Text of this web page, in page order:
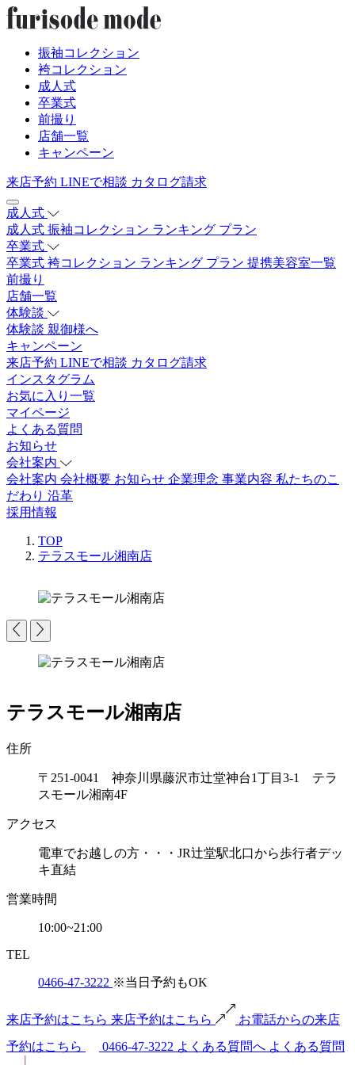
振袖コレクション
袴コレクション
成人式
卒業式
前撮り
店舗一覧
キャンペーン
来店予約 LINEで相談 カタログ請求
成人式
成人式 振袖コレクション ランキング プラン
卒業式
卒業式 袴コレクション ランキング プラン 提携美容室一覧
前撮り
店舗一覧
体験談
体験談 親御様へ
キャンペーン
来店予約 LINEで相談 カタログ請求
インスタグラム
お気に入り一覧
マイページ
よくある質問
お知らせ
会社案内
会社案内 会社概要 お知らせ 企業理念 事業内容 私たちのこ
だわり 沿革
採用情報
TOP
テラスモール湘南店
テラスモール湘南店
住所
〒251-0041 神奈川県藤沢市辻堂神台1丁目3-1 テラ
スモール湘南4F
アクセス
電車でお越しの方・・・JR辻堂駅北口から歩行者デッ
キ直結
営業時間
10:00~21:00
TEL
0466-47-3222 ※当日予約もOK
来店予約はこちら 来店予約はこちら
お電話からの来店
予約はこちら
0466-47-3222 よくある質問へ よくある質問